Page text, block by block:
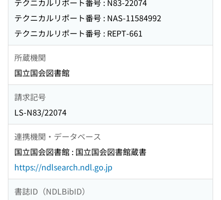
テクニカルリポート番号 : N83-22074
テクニカルリポート番号 : NAS-11584992
テクニカルリポート番号 : REPT-661
所蔵機関
国立国会図書館
請求記号
LS-N83/22074
連携機関・データベース
国立国会図書館 : 国立国会図書館蔵書
https://ndlsearch.ndl.go.jp
書誌ID（NDLBibID）